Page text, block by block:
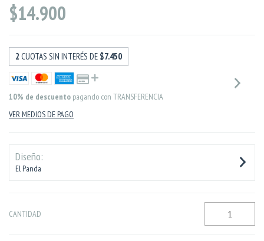
$14.900
2 CUOTAS SIN INTERÉS DE $7.450
10% de descuento pagando con TRANSFERENCIA
VER MEDIOS DE PAGO
Diseño:
El Panda
CANTIDAD